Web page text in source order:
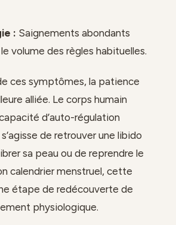
: Saignements abondants
volume des règles habituelles.
ces symptômes, la patience
alliée. Le corps humain
d’auto-régulation
de retrouver une libido
sa peau ou de reprendre le
calendrier menstruel, cette
étape de redécouverte de
physiologique.